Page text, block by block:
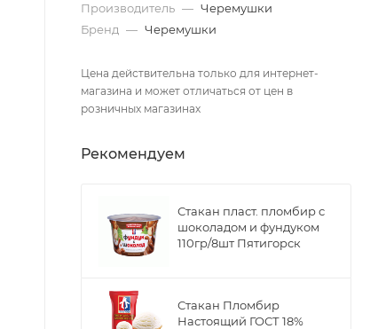
Производитель — Черемушки
Бренд — Черемушки
Цена действительна только для интернет-
магазина и может отличаться от цен в
розничных магазинах
Рекомендуем
Стакан пласт. пломбир с
шоколадом и фундуком
110гр/8шт Пятигорск
Стакан Пломбир
Настоящий ГОСТ 18%